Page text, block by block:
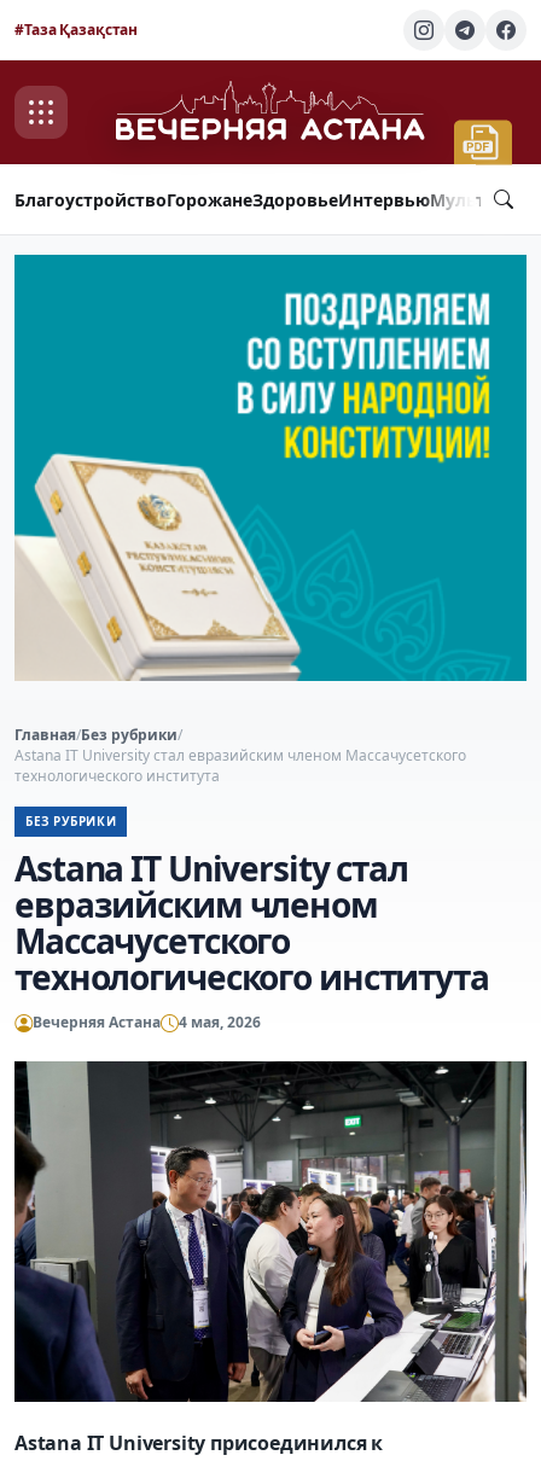
#Таза Қазақстан
БлагоустройствоГорожанеЗдоровьеИнтервью
Главная/Без рубрики/
Astana IT University стал евразийским членом Массачусетского
технологического института
БЕЗ РУБРИКИ
Astana IT University стал
евразийским членом
Массачусетского
технологического института
Вечерняя Астана 4 мая, 2026
Astana IT University присоединился к